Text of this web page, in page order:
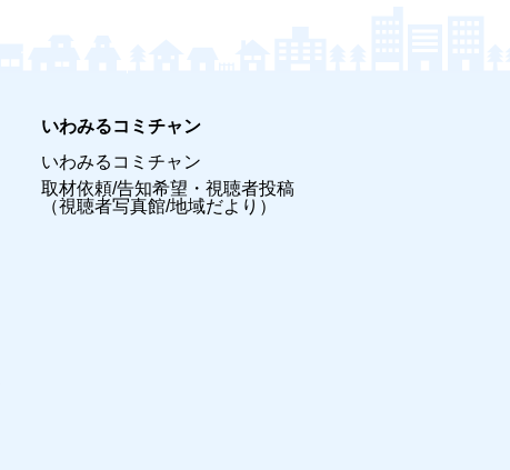
いわみるコミチャン
いわみるコミチャン
取材依頼/告知希望・視聴者投稿
（視聴者写真館/地域だより）